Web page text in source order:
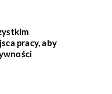
pracy, aby